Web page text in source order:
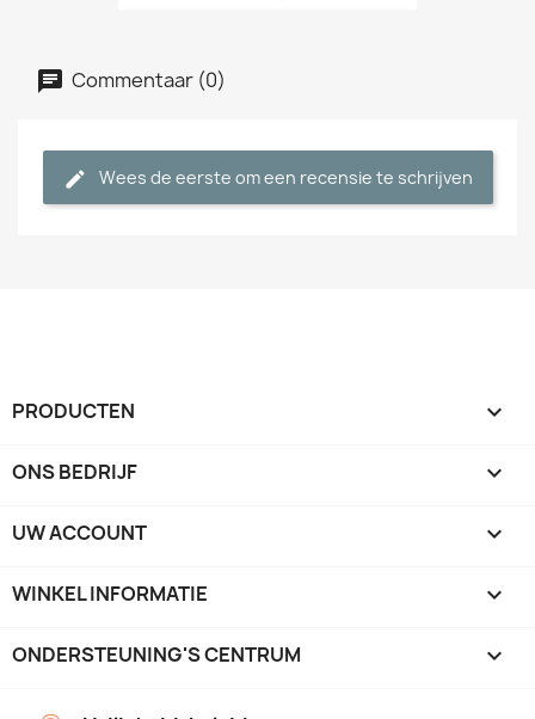
Commentaar (0)
Wees de eerste om een recensie te schrijven
PRODUCTEN 
ONS BEDRIJF 
UW ACCOUNT 
WINKEL INFORMATIE keyboard_arrow_down
ONDERSTEUNING'S CENTRUM 